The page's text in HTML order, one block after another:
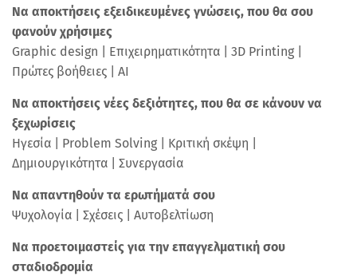
Να αποκτήσεις εξειδικευμένες γνώσεις, που θα σου
φανούν χρήσιμες
Graphic design | Επιχειρηματικότητα | 3D Printing |
Πρώτες βοήθειες | ΑΙ
Να αποκτήσεις νέες δεξιότητες, που θα σε κάνουν να
ξεχωρίσεις
Ηγεσία | Problem Solving | Κριτική σκέψη |
Δημιουργικότητα | Συνεργασία
Να απαντηθούν τα ερωτήματά σου
Ψυχολογία | Σχέσεις | Αυτοβελτίωση
Να προετοιμαστείς για την επαγγελματική σου
σταδιοδρομία